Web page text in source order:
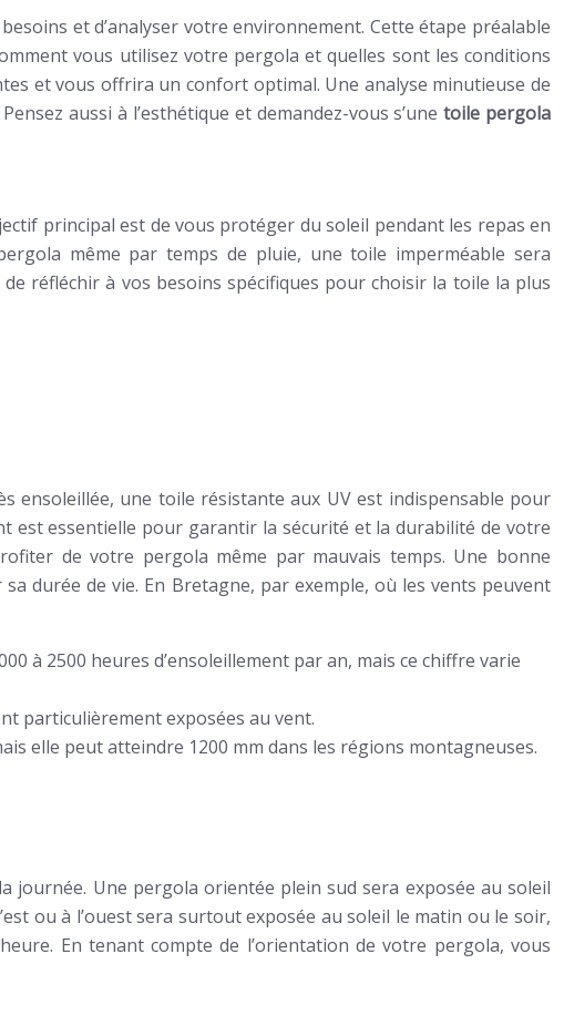
et d’analyser votre environnement. Cette étape préalable
vous utilisez votre pergola et quelles sont les conditions
et vous offrira un confort optimal. Une analyse minutieuse de
aussi à l’esthétique et demandez-vous s’unetoile pergola
principal est de vous protéger du soleil pendant les repas en
même par temps de pluie, une toile imperméable sera
réfléchir à vos besoins spécifiques pour choisir la toile la plus
ensoleillée, une toile résistante aux UV est indispensable pour
est essentielle pour garantir la sécurité et la durabilité de votre
de votre pergola même par mauvais temps. Une bonne
durée de vie. En Bretagne, par exemple, où les vents peuvent
à 2500 heures d’ensoleillement par an, mais ce chiffre varie
particulièrement exposées au vent.
elle peut atteindre 1200 mm dans les régions montagneuses.
journée. Une pergola orientée plein sud sera exposée au soleil
ou à l’ouest sera surtout exposée au soleil le matin ou le soir,
En tenant compte de l’orientation de votre pergola, vous